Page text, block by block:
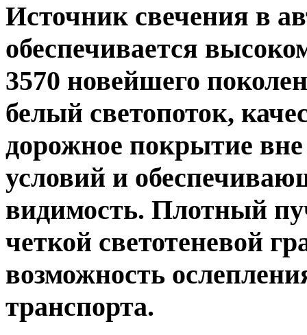
Источник свечения в
обеспечивается
3570 новейшего
белый светопоток,
дорожное покрытие
условий и
видимость. Плотный
четкой светотеневой
возможность
транспорта.